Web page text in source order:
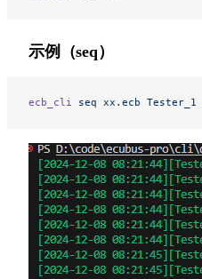
示例（seq）
ecb_cli seq xx.ecb Tester_1